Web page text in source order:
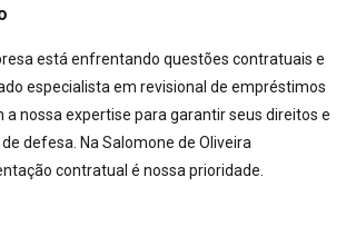
está enfrentando questões contratuais e
especialista em revisional de empréstimos
a nossa expertise para garantir seus direitos e
defesa. Na Salomone de Oliveira
contratual é nossa prioridade.